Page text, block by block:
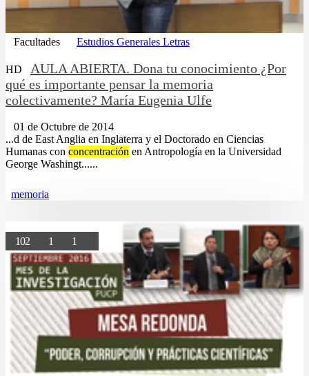
Facultades Estudios Generales Letras
HD
AULA ABIERTA. Dona tu conocimiento ¿Por
qué es importante pensar la memoria
colectivamente? María Eugenia Ulfe
01 de Octubre de 2014
...d de East Anglia en Inglaterra y el Doctorado en Ciencias
Humanas con concentración en Antropología en la Universidad
George Washingt......
memoria
102 1 1